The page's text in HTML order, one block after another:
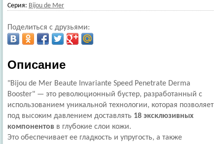
Серия: Bijou de Mer
Поделиться с друзьями:
Описание
"Bijou de Mer Beaute Invariante Speed Penetrate Derma
Booster" — это революционный бустер, разработанный с
использованием уникальной технологии, которая позволяет
под высоким давлением доставлять 18 эксклюзивных
компонентов в глубокие слои кожи.
Это обеспечивает ее гладкость и упругость, а также